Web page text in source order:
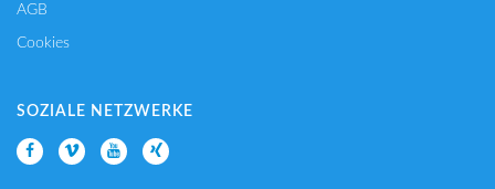
AGB
Cookies
SOZIALE NETZWERKE